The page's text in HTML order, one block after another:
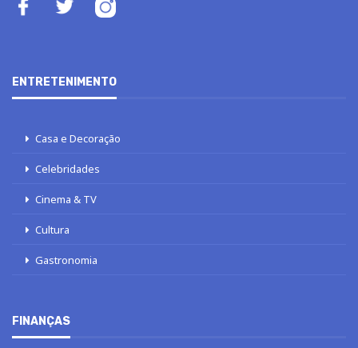
ENTRETENIMENTO
Casa e Decoração
Celebridades
Cinema & TV
Cultura
Gastronomia
FINANÇAS